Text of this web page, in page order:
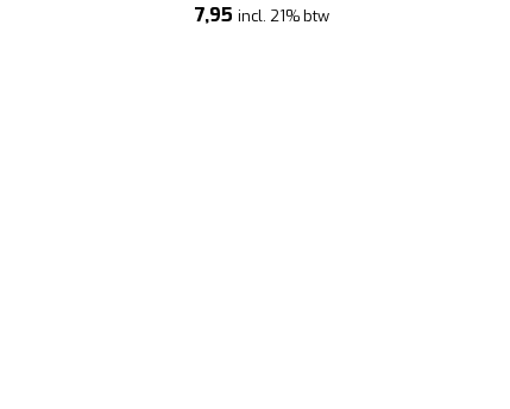
7,95 incl. 21% btw